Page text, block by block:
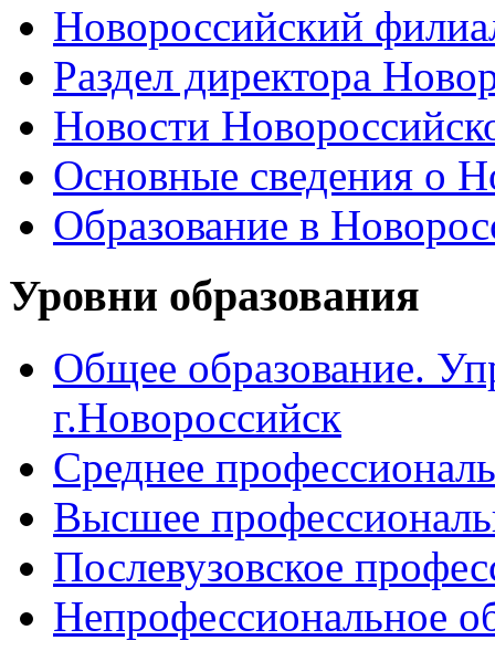
Новороссийский
Раздел директора
Новости
Основные сведения о
Образование в
Уровни образования
Общее образование.
г.Новороссийск
Среднее
Высшее
Послевузовское
Непрофессиональное